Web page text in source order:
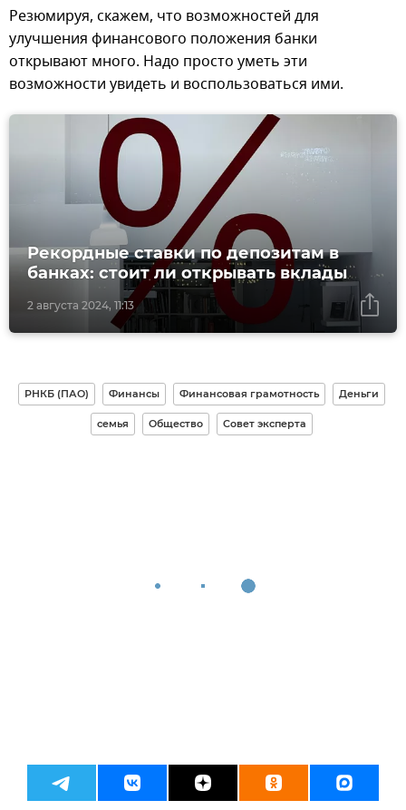
Резюмируя, скажем, что возможностей для
улучшения финансового положения банки
открывают много. Надо просто уметь эти
возможности увидеть и воспользоваться ими.
2 августа 2024, 11:13
Рекордные ставки по депозитам в
банках: стоит ли открывать вклады
РНКБ (ПАО) Финансы Финансовая грамотность Деньги
семья Общество Совет эксперта